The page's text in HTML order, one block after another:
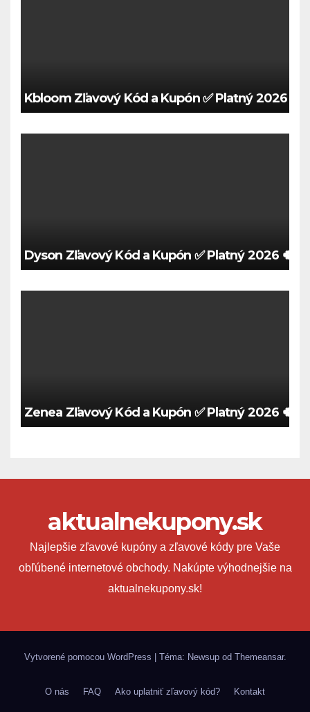
Kbloom Zľavový Kód a Kupón ✅ Platný 2026 🍀
Dyson Zľavový Kód a Kupón ✅ Platný 2026 🍀
Zenea Zľavový Kód a Kupón ✅ Platný 2026 🍀
aktualnekupony.sk
Najlepšie zľavové kupóny a zľavové kódy pre Vaše
obľúbené internetové obchody. Nakúpte výhodnejšie na
aktualnekupony.sk!
Vytvorené pomocou WordPress Téma: Newsup od Themeansar.
O nás FAQ Ako uplatniť zľavový kód? Kontakt